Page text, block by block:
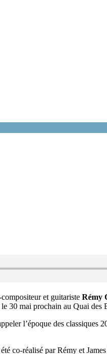
et guitariste Rémy
le 30 mai prochain au Quai des
l’époque des classiques
co-réalisé par Rémy et